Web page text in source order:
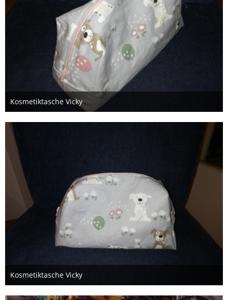
Kosmetiktasche Vicky
20. November 2020
Kosmetiktasche Vicky
20. November 2020